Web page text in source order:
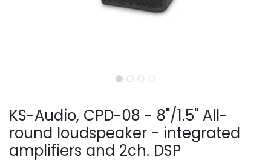
KS-Audio, CPD-08 - 8"/1.5" All-
round loudspeaker - integrated
amplifiers and 2ch. DSP